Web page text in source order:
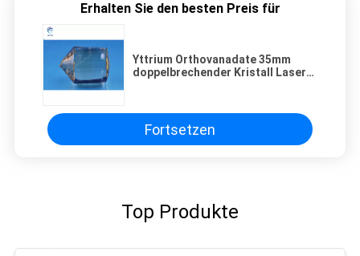
Erhalten Sie den besten Preis für
Yttrium Orthovanadate 35mm
doppelbrechender Kristall Laser-
Fortsetzen
Top Produkte